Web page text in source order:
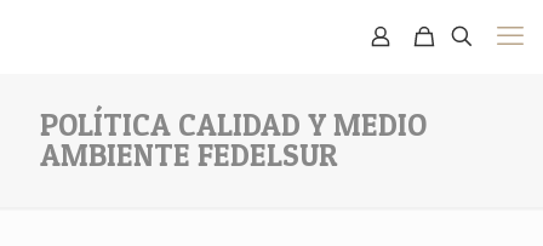
POLÍTICA CALIDAD Y MEDIO
AMBIENTE FEDELSUR